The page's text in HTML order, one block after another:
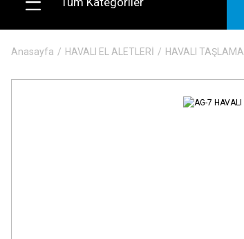
Anasayfa HAVALI EL ALETLERİ HAVALI TAŞLAMA